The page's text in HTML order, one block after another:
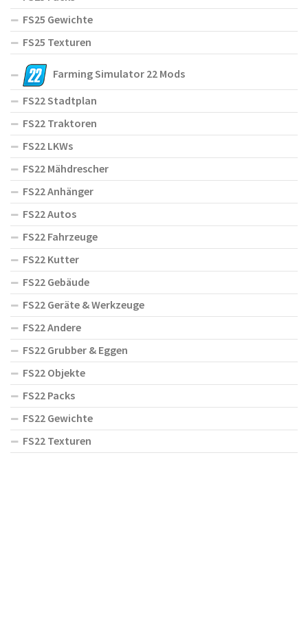
FS25 Gewichte
FS25 Texturen
Farming Simulator 22 Mods
FS22 Stadtplan
FS22 Traktoren
FS22 LKWs
FS22 Mähdrescher
FS22 Anhänger
FS22 Autos
FS22 Fahrzeuge
FS22 Kutter
FS22 Gebäude
FS22 Geräte & Werkzeuge
FS22 Andere
FS22 Grubber & Eggen
FS22 Objekte
FS22 Packs
FS22 Gewichte
FS22 Texturen